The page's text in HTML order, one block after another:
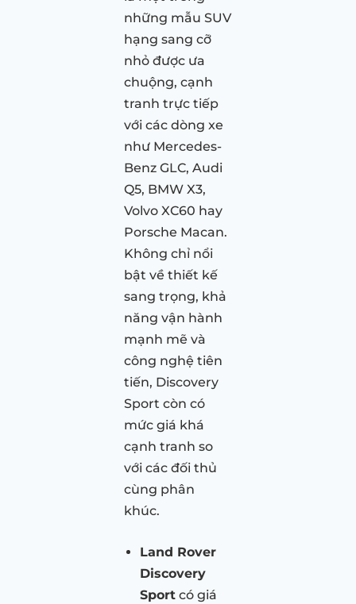
những mẫu SUV
hạng sang cỡ
nhỏ được ưa
chuộng, cạnh
tranh trực tiếp
với các dòng xe
như Mercedes-
Benz GLC, Audi
Q5, BMW X3,
Volvo XC60 hay
Porsche Macan.
Không chỉ nổi
bật về thiết kế
sang trọng, khả
năng vận hành
mạnh mẽ và
công nghệ tiên
tiến, Discovery
Sport còn có
mức giá khá
cạnh tranh so
với các đối thủ
cùng phân
khúc.
Land Rover
Discovery
Sport có giá